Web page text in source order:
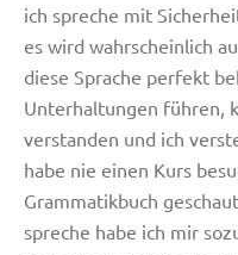
ich spreche mit
es wird wahrscheinlich
diese Sprache perfekt
Unterhaltungen führen,
verstanden und ich
habe nie einen Kurs
Grammatikbuch
spreche habe ich mir